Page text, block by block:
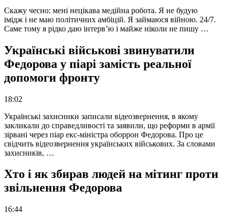
Скажу чесно: мені нецікава медійна робота. Я не будую
імідж і не маю політичних амбіцій. Я займаюся війною. 24/7.
Саме тому я рідко даю інтерв’ю і майже ніколи не пишу …
Українські військові звинуватили
Федорова у піарі замість реальної
допомоги фронту
18:02
Українські захисники записали відеозвернення, в якому
закликали до справедливості та заявили, що реформи в армії
зірвані через піар екс-міністра оборрон Федорова. Про це
свідчить відеозвернення українських військових. За словами
захисників, …
Хто і як збирав людей на мітинг проти
звільнення Федорова
16:44